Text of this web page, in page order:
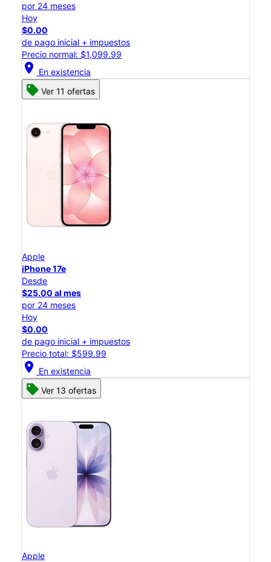
por 24 meses
Hoy
$0.00
de pago inicial + impuestos
Precio normal: $1,099.99
location_on En existencia
Ver 11 ofertas
Apple
iPhone 17e
Desde
$25.00 al mes
por 24 meses
Hoy
$0.00
de pago inicial + impuestos
Precio total: $599.99
location_on En existencia
Ver 13 ofertas
Apple